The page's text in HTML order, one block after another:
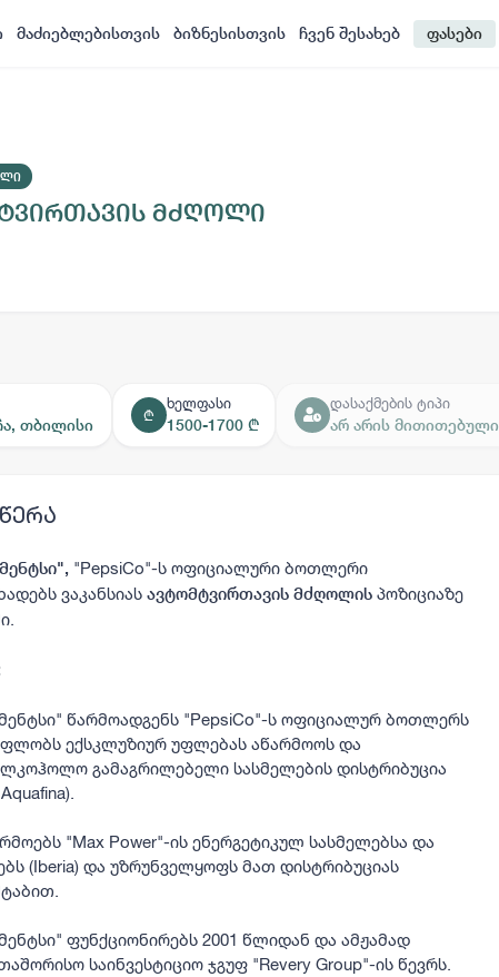
მაძიებლებისთვის ბიზნესისთვის ჩვენ შესახებ ფასები
მძღოლი
თბილისი
₾
ხელფასი
1500-1700 ₾
დასაქმების ტიპი
არ არის მითითებული
, "PepsiCo"-ს ოფიციალური ბოთლერი
ვაკანსიას ავტომტვირთავის მძღოლის პოზიციაზე
წარმოადგენს "PepsiCo"-ს ოფიციალურ ბოთლერს
ექსკლუზიურ უფლებას აწარმოოს და
გამაგრილებელი სასმელების დისტრიბუცია
"Max Power"-ის ენერგეტიკულ სასმელებსა და
(Iberia) და უზრუნველყოფს მათ დისტრიბუციას
ფუნქციონირებს 2001 წლიდან და ამჟამად
საინვესტიციო ჯგუფ "Revery Group"-ის წევრს.